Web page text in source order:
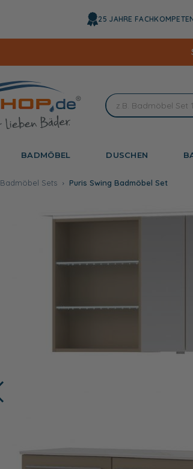
25 JAHRE
BADMÖBEL DUSCHEN
Badmöbel Sets Puris Swing Badmöbel Set